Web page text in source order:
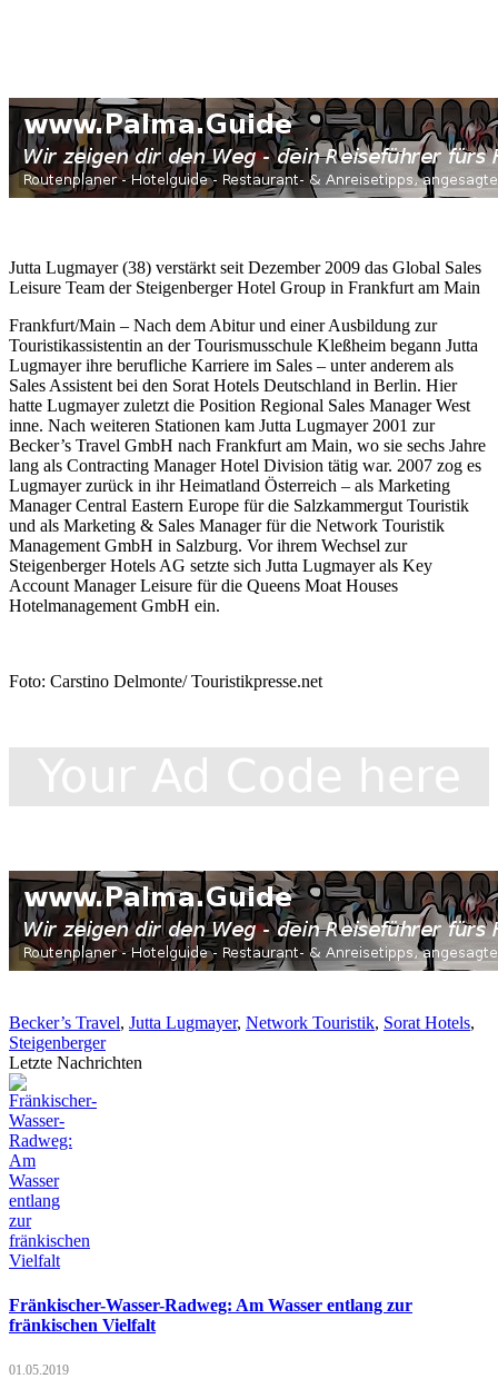
Jutta Lugmayer (38) verstärkt seit Dezember 2009 das Global Sales
Leisure Team der Steigenberger Hotel Group in Frankfurt am Main
Frankfurt/Main – Nach dem Abitur und einer Ausbildung zur
Touristikassistentin an der Tourismusschule Kleßheim begann Jutta
Lugmayer ihre berufliche Karriere im Sales – unter anderem als
Sales Assistent bei den Sorat Hotels Deutschland in Berlin. Hier
hatte Lugmayer zuletzt die Position Regional Sales Manager West
inne. Nach weiteren Stationen kam Jutta Lugmayer 2001 zur
Becker’s Travel GmbH nach Frankfurt am Main, wo sie sechs Jahre
lang als Contracting Manager Hotel Division tätig war. 2007 zog es
Lugmayer zurück in ihr Heimatland Österreich – als Marketing
Manager Central Eastern Europe für die Salzkammergut Touristik
und als Marketing & Sales Manager für die Network Touristik
Management GmbH in Salzburg. Vor ihrem Wechsel zur
Steigenberger Hotels AG setzte sich Jutta Lugmayer als Key
Account Manager Leisure für die Queens Moat Houses
Hotelmanagement GmbH ein.
Foto: Carstino Delmonte/ Touristikpresse.net
Becker’s Travel, Jutta Lugmayer, Network Touristik, Sorat Hotels,
Steigenberger
Letzte Nachrichten
Fränkischer-Wasser-Radweg: Am Wasser entlang zur
fränkischen Vielfalt
01.05.2019